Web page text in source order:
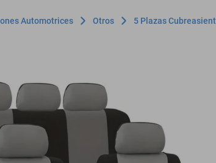
Automotrices Otros 5 Plazas
colchones